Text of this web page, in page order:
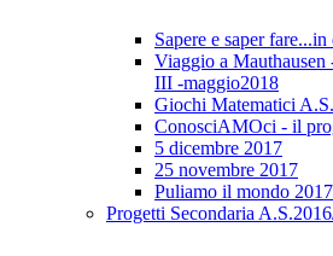
Sapere e saper
Viaggio a Mauthausen
III -maggio2018
Giochi Matematici
ConosciAMOci - il
5 dicembre 2017
25 novembre 2017
Puliamo il mondo
Progetti Secondaria